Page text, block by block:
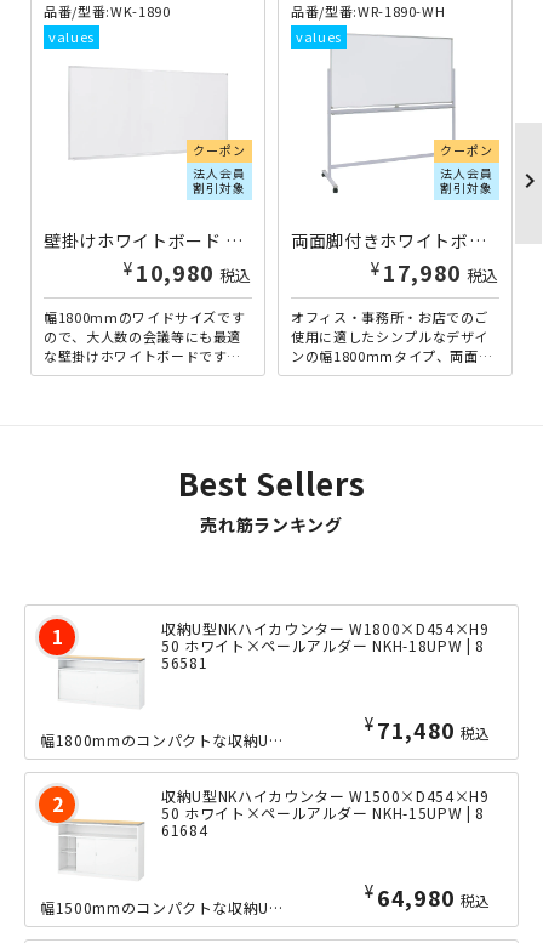
品番/型番:WK-1890
クーポン
法人会員
割引対象
壁掛けホワイトボード 無地 W1800×H905 ホワイト
¥ 10,980 税込
幅1800mmのワイドサイズです
ので、大人数の会議等にも最適
な壁掛けホワイトボードです。
会議室の壁に掛けてしまえば場
品番/型番:WR-1890-WH
クーポン
法人会員
割引対象
両面脚付きホワイトボード 両面無地 W1800×H905 ホワイト
¥ 17,980 税込
オフィス・事務所・お店でのご
使用に適したシンプルなデザイ
ンの幅1800ｍｍタイプ、両面無
地の脚付きホワイトボードで
chevron_right
Best Sellers
売れ筋ランキング
収納U型NKハイカウンター W1800×D454×H9
50 ホワイト×ペールアルダー NKH-18UPW | 8
56581
¥ 71,480 税込
幅1800mmのコンパクトな収納U型ハイカウンター。同サイズで2種類の収納タイプ...
収納U型NKハイカウンター W1500×D454×H9
50 ホワイト×ペールアルダー NKH-15UPW | 8
61684
¥ 64,980 税込
幅1500mmのコンパクトな収納U型ハイカウンター。同サイズで2種類の収納タイプ...